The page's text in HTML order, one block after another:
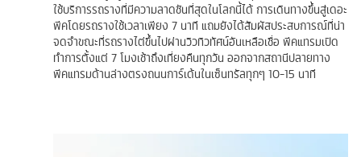
ใช้บริการรถรางที่มีความลาดชันที่สุดในโลกนี้ได้ การเดินทางขึ้นสู่เดอะ
พีคโดยรถรางใช้เวลาเพียง 7 นาที แถมยังได้สัมผัสประสบการณ์ที่น่า
จดจำขณะที่รถรางไต่ขึ้นไปผ่านวิวทิวทัศน์อันเหลือเชื่อ พีคแทรมเปิด
ทำการตั้งแต่ 7 โมงเช้าถึงเที่ยงคืนทุกวัน ออกจากสถานีปลายทาง
พีคแทรมด้านล่างตรงถนนการ์เด้นในเซ็นทรัลทุกๆ 10-15 นาที